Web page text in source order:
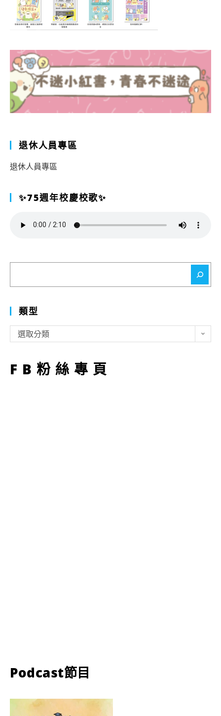
退休人員專區
退休人員專區
✨75週年校慶校歌✨
類型
型
選取分類
FB粉絲專頁
Podcast節目